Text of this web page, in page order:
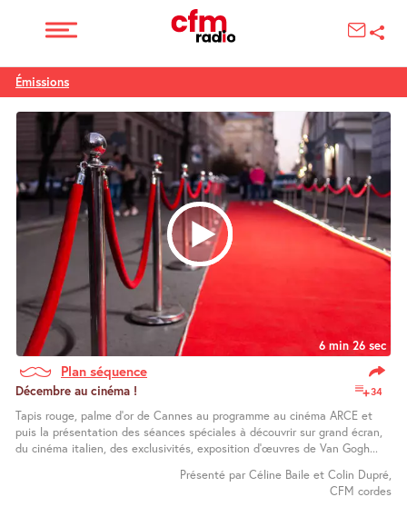
Émissions
6 min 26 sec
Plan séquence
34
Décembre au cinéma !
Tapis rouge, palme d’or de Cannes au programme au cinéma ARCE et
puis la présentation des séances spéciales à découvrir sur grand écran,
du cinéma italien, des exclusivités, exposition d’œuvres de Van Gogh...
Présenté par Céline Baile et Colin Dupré,
CFM cordes